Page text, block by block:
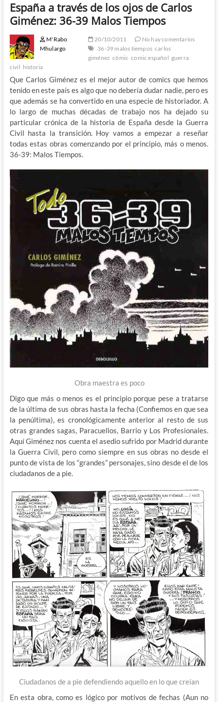
España a través de los ojos de Carlos
Giménez: 36-39 Malos Tiempos
M'Rabo
Mhulargo
20/10/2011
No hay comentarios
36-39 malos tiempos carlos
giménez cómic comic español guerra
civil historia
Que Carlos Giménez es el mejor autor de comics que hemos
tenido en este país es algo que no debería dudar nadie, pero es
que además se ha convertido en una especie de historiador. A
lo largo de muchas décadas de trabajo nos ha dejado su
particular crónica de la historia de España desde la Guerra
Civil hasta la transición. Hoy vamos a empezar a reseñar
todas estas obras comenzando por el principio, más o menos.
36-39: Malos Tiempos.
Obra maestra es poco
Digo que más o menos es el principio porque pese a tratarse
de la última de sus obras hasta la fecha (Confiemos en que sea
la penúltima), es cronológicamente anterior al resto de sus
otras grandes sagas, Paracuellos, Barrio y Los Profesionales.
Aquí Giménez nos cuenta el asedio sufrido por Madrid durante
la Guerra Civil, pero como siempre en sus obras no desde el
punto de vista de los “grandes” personajes, sino desde el de los
ciudadanos de a pie.
Ciudadanos de a pie defendiendo aquello en lo que creían
En esta obra, como es lógico por motivos de fechas (Aun no